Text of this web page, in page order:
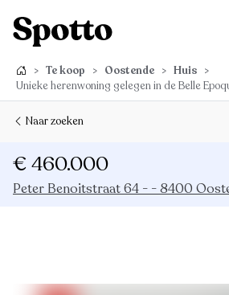
> Te koop > Oostende > Huis >
Unieke herenwoning gelegen in de Belle
Naar zoeken
€ 460.000
Peter Benoitstraat 64 - - 8400